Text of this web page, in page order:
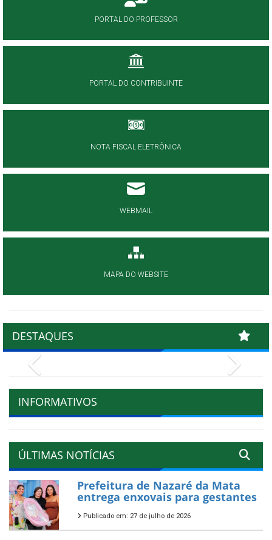
PORTAL DO PROFESSOR
PORTAL DO CONTRIBUINTE
NOTA FISCAL ELETRÔNICA
WEBMAIL
MAPA DO WEBSITE
DESTAQUES
INFORMATIVOS
ÚLTIMAS NOTÍCIAS
Prefeitura de Nazaré da Mata
entrega enxovais para gestantes
Publicado em: 27 de julho de 2026